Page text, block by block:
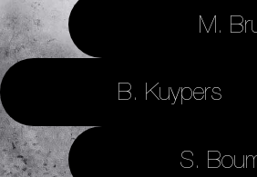
M.
B. Kuypers
S.